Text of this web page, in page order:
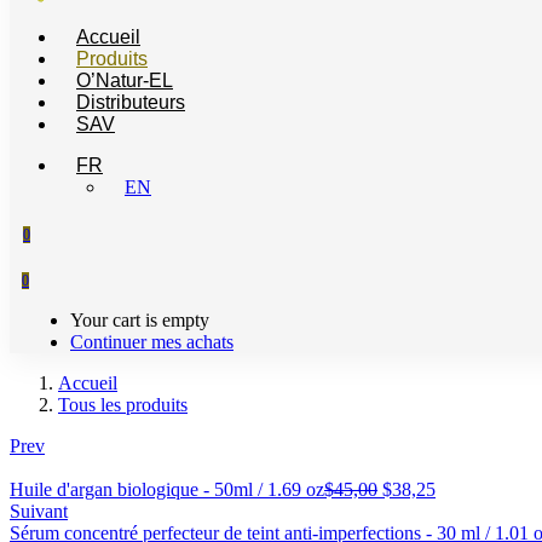
Accueil
Produits
O’Natur-EL
Distributeurs
SAV
FR
EN
0
0
Your cart is empty
Continuer mes achats
Accueil
Tous les produits
Prev
Huile d'argan biologique - 50ml / 1.69 oz$45,00 Le
initial
$38,25Le
actuel
Suivant
Sérum concentré perfecteur de teint anti-imperfections - 30 ml / 1.01